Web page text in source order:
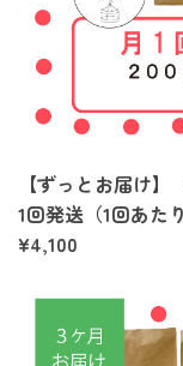
【ずっとお届け
1回発送（1回あた
¥4,100